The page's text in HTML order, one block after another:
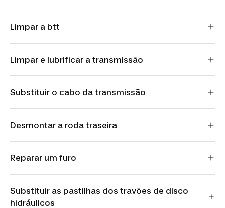
Limpar a btt
Limpar e lubrificar a transmissão
Substituir o cabo da transmissão
Desmontar a roda traseira
Reparar um furo
Substituir as pastilhas dos travões de disco
hidráulicos